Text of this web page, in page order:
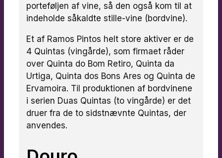
porteføljen af vine, så den også kom til at
indeholde såkaldte stille-vine (bordvine).
Et af Ramos Pintos helt store aktiver er de
4 Quintas (vingårde), som firmaet råder
over Quinta do Bom Retiro, Quinta da
Urtiga, Quinta dos Bons Ares og Quinta de
Ervamoira. Til produktionen af bordvinene
i serien Duas Quintas (to vingårde) er det
druer fra de to sidstnævnte Quintas, der
anvendes.